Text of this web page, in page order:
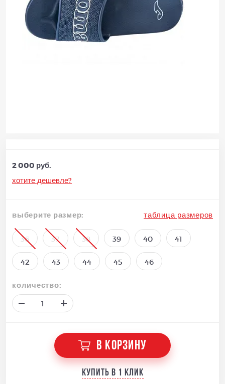
2 000 руб.
хотите дешевле?
выберите размер: таблица размеров
36 37 38 39 40 41
42 43 44 45 46
количество:
В КОРЗИНУ
Купить в 1 клик